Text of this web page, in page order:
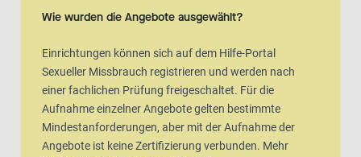
Wie wurden die Angebote ausgewählt?
Einrichtungen können sich auf dem Hilfe-Portal
Sexueller Missbrauch registrieren und werden nach
einer fachlichen Prüfung freigeschaltet. Für die
Aufnahme einzelner Angebote gelten bestimmte
Mindestanforderungen, aber mit der Aufnahme der
Angebote ist keine Zertifizierung verbunden. Mehr